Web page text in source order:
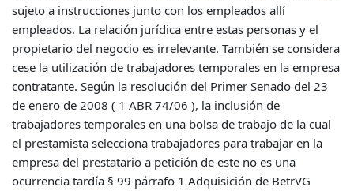
sujeto a instrucciones junto con los empleados allí
empleados. La relación jurídica entre estas personas y el
propietario del negocio es irrelevante. También se considera
cese la utilización de trabajadores temporales en la empresa
contratante. Según la resolución del Primer Senado del 23
de enero de 2008 ( 1 ABR 74/06 ), la inclusión de
trabajadores temporales en una bolsa de trabajo de la cual
el prestamista selecciona trabajadores para trabajar en la
empresa del prestatario a petición de este no es una
ocurrencia tardía § 99 párrafo 1 Adquisición de BetrVG